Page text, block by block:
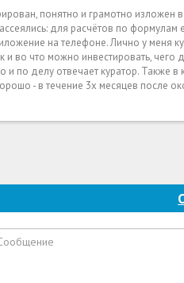
понятно и грамотно изложен
для расчётов по
на телефоне. Лично у меня
и во что можно инвестировать,
и по делу отвечает куратор.
- в течение 3х месяцев после